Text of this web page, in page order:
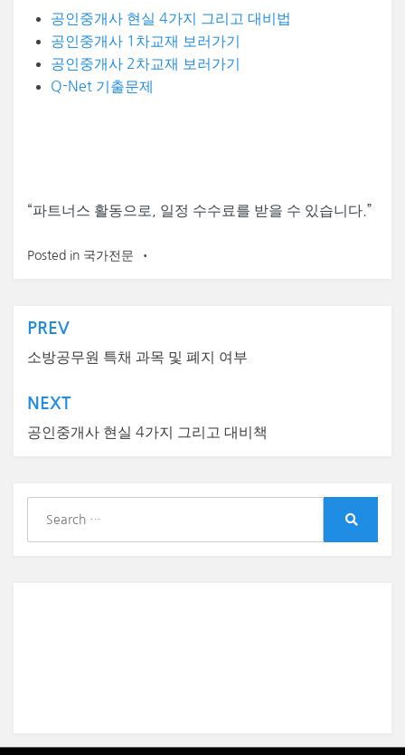
공인중개사 현실 4가지 그리고 대비법
공인중개사 1차교재 보러가기
공인중개사 2차교재 보러가기
Q-Net 기출문제
“파트너스 활동으로, 일정 수수료를 받을 수 있습니다.”
Posted in 국가전문
글
탐
색
PREV
소방공무원 특채 과목 및 폐지 여부
NEXT
공인중개사 현실 4가지 그리고 대비책
a